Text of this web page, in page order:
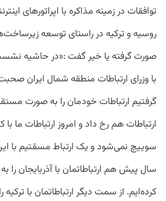
توافقات در زمینه مذاکره با اپراتورهای
روسیه و ترکیه در راستای توسعه
با وزرای ارتباطات منطقه شمال ایران
گرفتیم ارتباطات خودمان را به صورت
ارتباطات هم رخ داد و امروز ارتباطات ما با
سوییچ نمی‌شود و یک ارتباط مسقتیم با
سال پیش هم ارتباطاتمان با آذربایجان را
کرده‌ایم. از سمت دیگر ارتباطاتمان با ترکیه